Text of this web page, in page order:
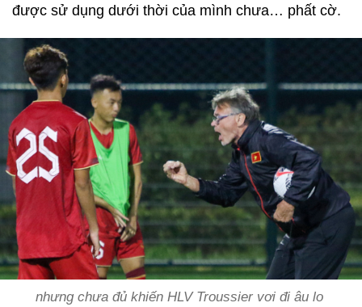
được sử dụng dưới thời của mình chưa… phất cờ.
nhưng chưa đủ khiến HLV Troussier vơi đi âu lo